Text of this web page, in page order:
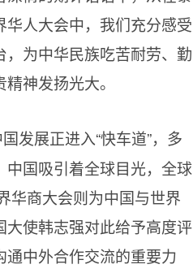
人大会中，我们充分感受
为中华民族吃苦耐劳、勤
神发扬光大。
发展正进入“快车道”，多
国吸引着全球目光，全球
华商大会则为中国与世界
使韩志强对此给予高度评
中外合作交流的重要力